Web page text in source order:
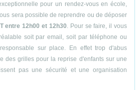
pour un rendez-vous en école,
sera possible de reprendre ou de déposer
entre 12h00 et 12h30. Pour se faire, il vous
soit par email, soit par téléphone ou
sur place. En effet trop d'abus
des grilles pour la reprise d'enfants sur une
pas une sécurité et une organisation